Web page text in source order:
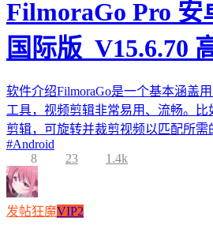
FilmoraGo Pro 安
国际版_V15.6.70
软件介绍FilmoraGo是一个基本涵盖
工具，视频剪辑非常易用、流畅。
剪辑，可旋转并裁剪视频以匹配所需
#Android
8
23 1.4k
发帖狂魔VIP2